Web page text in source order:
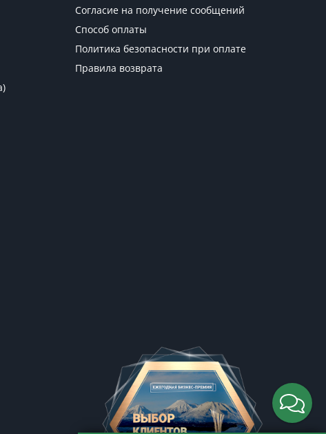
Согласие на получение сообщений
Способ оплаты
Политика безопасности при оплате
Правила возврата